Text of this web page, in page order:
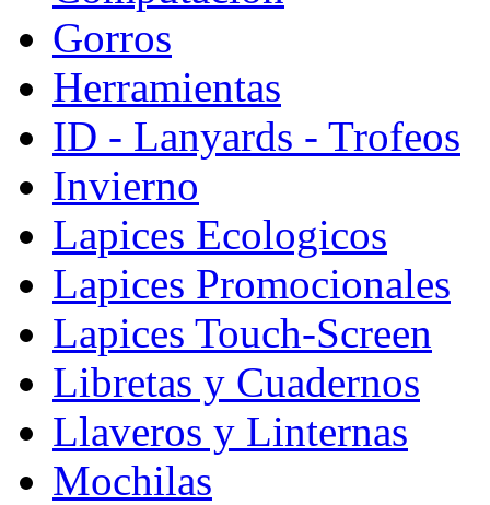
Gorros
Herramientas
ID - Lanyards - Trofeos
Invierno
Lapices Ecologicos
Lapices Promocionales
Lapices Touch-Screen
Libretas y Cuadernos
Llaveros y Linternas
Mochilas